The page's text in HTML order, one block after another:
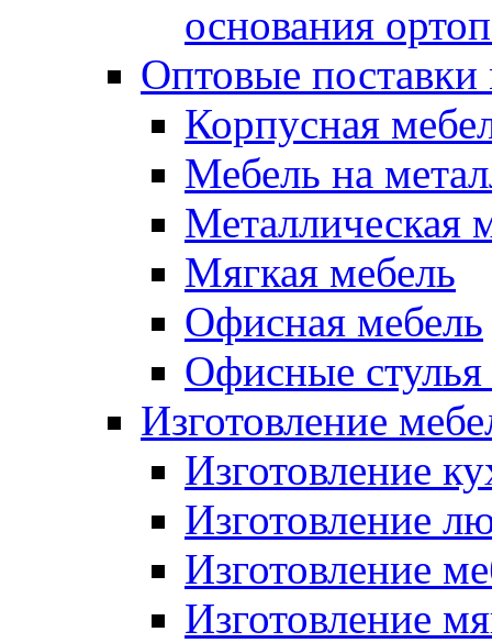
основания
Оптовые поставки
Корпусная
Мебель на
Металлическая
Мягкая мебель
Офисная мебель
Офисные стулья
Изготовление
Изготовление
Изготовление
Изготовление
Изготовление